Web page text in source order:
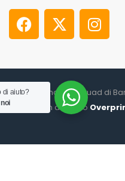
© 2026. Shooter Squad di
un altro sito
di aiuto?